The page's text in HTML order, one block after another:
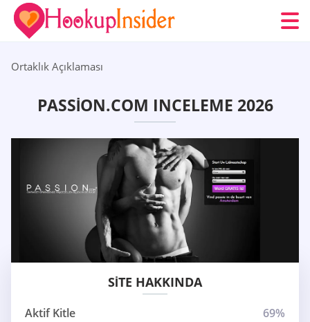
Ortaklık Açıklaması
PASSION.COM INCELEME 2026
SITE HAKKINDA
Aktif Kitle
69%